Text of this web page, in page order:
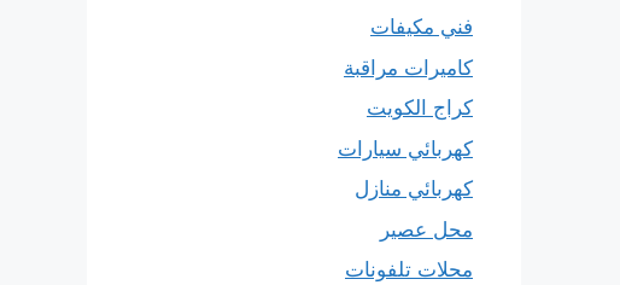
فني مكيفات
كاميرات مراقبة
كراج الكويت
كهربائي سيارات
كهربائي منازل
محل عصير
محلات تلفونات